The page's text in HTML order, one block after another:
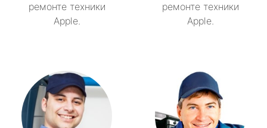
ремонте техники
Apple.
ремонте техники
Apple.